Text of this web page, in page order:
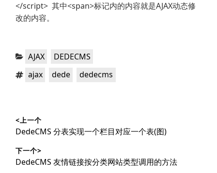
</script> 其中<span>标记内的内容就是AJAX动态修
改的内容。
分 AJAX ，DEDECMS
标 ajax ，
dede ，
dedecms
章
导
航
<上一个
上
文
章：
DedeCMS 分表实现一个栏目对应一个表(图)
下一个>
下
DedeCMS 友情链接按分类网站类型调用的方法